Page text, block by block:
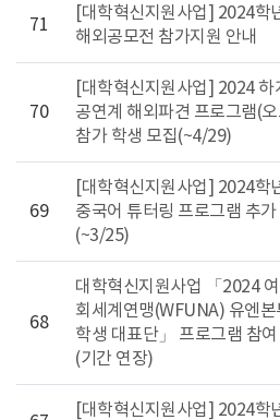
71
[대학혁신지원사업] 2024학
해외공모전 참가지원 안내
70
[대학혁신지원사업] 2024 하
공연계 해외파견 프로그램(
참가 학생 모집(~4/29)
69
[대학혁신지원사업] 2024학
중국어 튜터링 프로그램 추가
(~3/25)
68
대학혁신지원사업 「2024
회세계연맹(WFUNA) 유엔본
학생 대표단」 프로그램 참여
(기간 연장)
[대학혁신지원사업] 2024학